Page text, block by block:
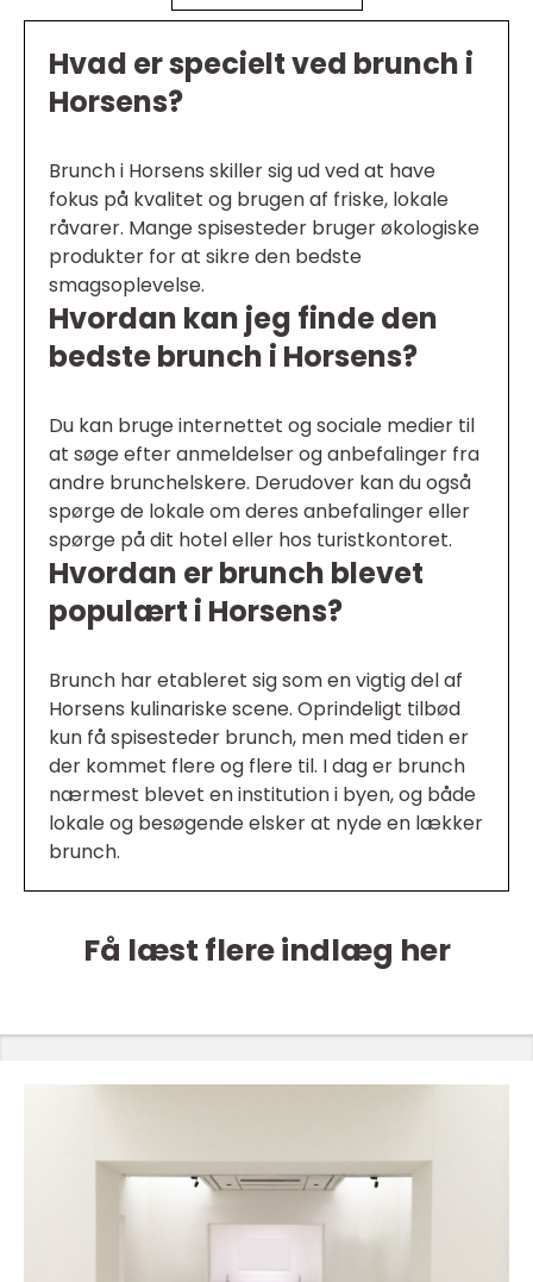
Hvad er specielt ved brunch i
Horsens?
Brunch i Horsens skiller sig ud ved at have
fokus på kvalitet og brugen af friske, lokale
råvarer. Mange spisesteder bruger økologiske
produkter for at sikre den bedste
smagsoplevelse.
Hvordan kan jeg finde den
bedste brunch i Horsens?
Du kan bruge internettet og sociale medier til
at søge efter anmeldelser og anbefalinger fra
andre brunchelskere. Derudover kan du også
spørge de lokale om deres anbefalinger eller
spørge på dit hotel eller hos turistkontoret.
Hvordan er brunch blevet
populært i Horsens?
Brunch har etableret sig som en vigtig del af
Horsens kulinariske scene. Oprindeligt tilbød
kun få spisesteder brunch, men med tiden er
der kommet flere og flere til. I dag er brunch
nærmest blevet en institution i byen, og både
lokale og besøgende elsker at nyde en lækker
brunch.
Få læst flere indlæg her